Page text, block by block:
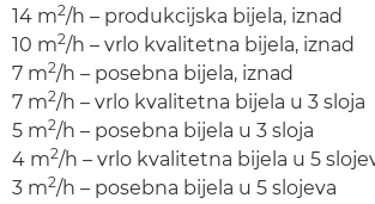
14 m2/h – produkcijska bijela, iznad
10 m2/h – vrlo kvalitetna bijela, iznad
7 m2/h – posebna bijela, iznad
7 m2/h – vrlo kvalitetna bijela u 3 sloja
5 m2/h – posebna bijela u 3 sloja
4 m2/h – vrlo kvalitetna bijela u 5
3 m2/h – posebna bijela u 5 slojeva